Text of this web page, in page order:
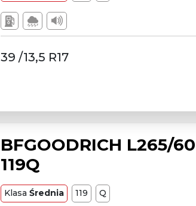
39 /13,5 R17
BFGOODRICH L265/
119Q
Klasa Średnia 119 Q